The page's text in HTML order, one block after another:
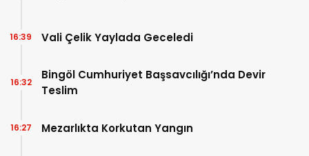
Vali Çelik Yaylada Geceledi
16:39
Bingöl Cumhuriyet Başsavcılığı’nda Devir
Teslim
16:32
Mezarlıkta Korkutan Yangın
16:27